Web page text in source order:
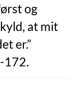
og
at mit
er.”
172.